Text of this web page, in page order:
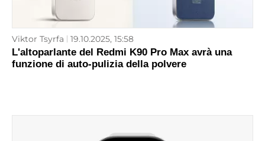
Viktor Tsyrfa 19.10.2025, 15:58
L'altoparlante del Redmi K90 Pro Max avrà una
funzione di auto-pulizia della polvere